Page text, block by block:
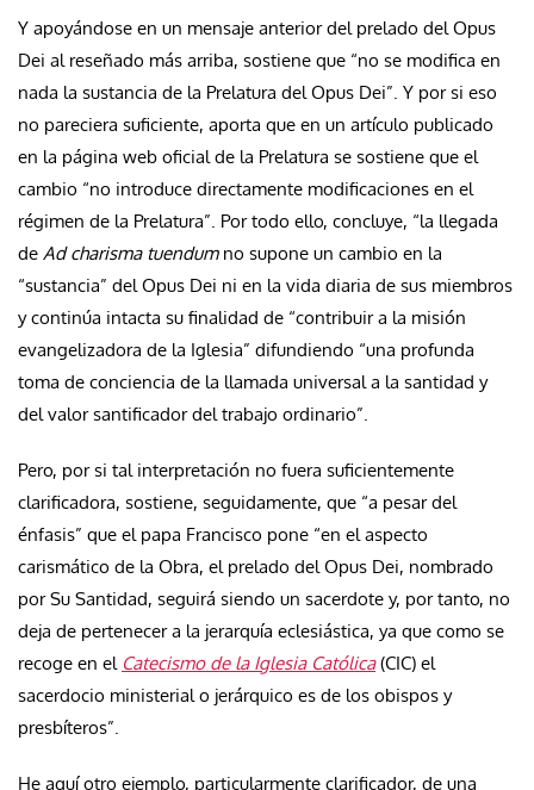
Y apoyándose en un mensaje anterior del prelado del Opus
Dei al reseñado más arriba, sostiene que “no se modifica en
nada la sustancia de la Prelatura del Opus Dei”. Y por si eso
no pareciera suficiente, aporta que en un artículo publicado
en la página web oficial de la Prelatura se sostiene que el
cambio “no introduce directamente modificaciones en el
régimen de la Prelatura”. Por todo ello, concluye, “la llegada
de Ad charisma tuendum no supone un cambio en la
“sustancia” del Opus Dei ni en la vida diaria de sus miembros
y continúa intacta su finalidad de “contribuir a la misión
evangelizadora de la Iglesia” difundiendo “una profunda
toma de conciencia de la llamada universal a la santidad y
del valor santificador del trabajo ordinario”.
Pero, por si tal interpretación no fuera suficientemente
clarificadora, sostiene, seguidamente, que “a pesar del
énfasis” que el papa Francisco pone “en el aspecto
carismático de la Obra, el prelado del Opus Dei, nombrado
por Su Santidad, seguirá siendo un sacerdote y, por tanto, no
deja de pertenecer a la jerarquía eclesiástica, ya que como se
recoge en el Catecismo de la Iglesia Católica(CIC) el
sacerdocio ministerial o jerárquico es de los obispos y
presbíteros”.
He aquí otro ejemplo, particularmente clarificador, de una